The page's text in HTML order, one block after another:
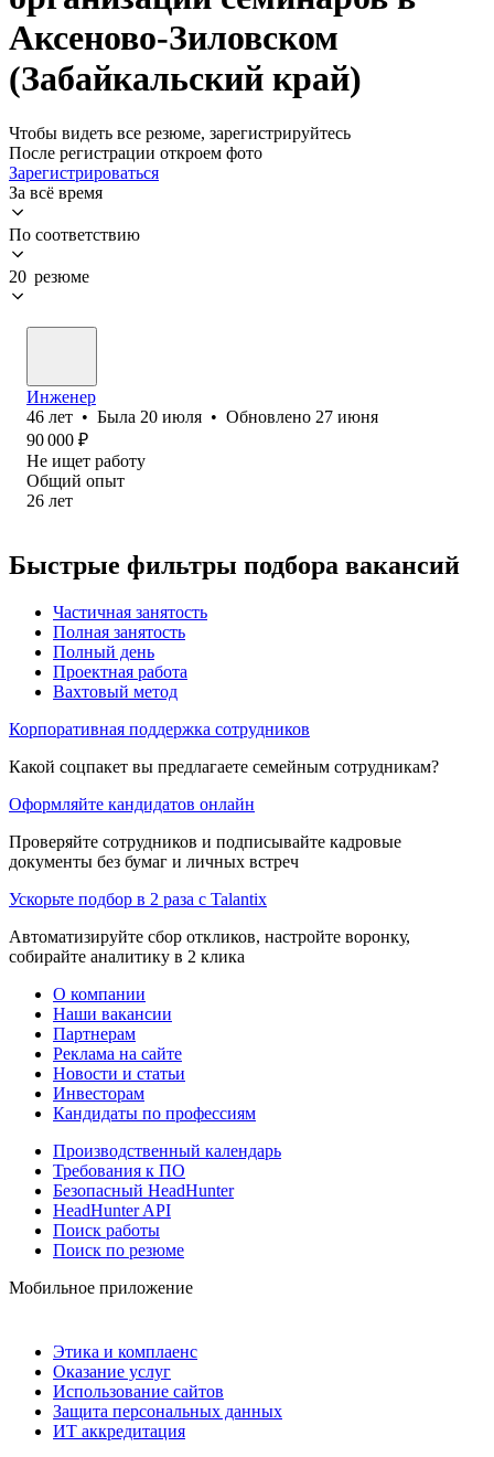
Аксеново-Зиловском
(Забайкальский край)
Чтобы видеть все резюме, зарегистрируйтесь
После регистрации откроем фото
Зарегистрироваться
За всё время
По соответствию
20 резюме
Инженер
46 лет • Была 20 июля • Обновлено 27 июня
90 000 ₽
Не ищет работу
Общий опыт
26 лет
Быстрые фильтры подбора вакансий
Частичная занятость
Полная занятость
Полный день
Проектная работа
Вахтовый метод
Корпоративная поддержка сотрудников
Какой соцпакет вы предлагаете семейным сотрудникам?
Оформляйте кандидатов онлайн
Проверяйте сотрудников и подписывайте кадровые
документы без бумаг и личных встреч
Ускорьте подбор в 2 раза с Talantix
Автоматизируйте сбор откликов, настройте воронку,
собирайте аналитику в 2 клика
О компании
Наши вакансии
Партнерам
Реклама на сайте
Новости и статьи
Инвесторам
Кандидаты по профессиям
Производственный календарь
Требования к ПО
Безопасный HeadHunter
HeadHunter API
Поиск работы
Поиск по резюме
Мобильное приложение
Этика и комплаенс
Оказание услуг
Использование сайтов
Защита персональных данных
ИТ аккредитация